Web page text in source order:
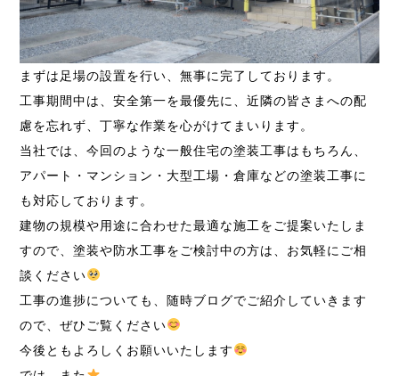
まずは足場の設置を行い、無事に完了しております。
工事期間中は、安全第一を最優先に、近隣の皆さまへの配
慮を忘れず、丁寧な作業を心がけてまいります。
当社では、今回のような一般住宅の塗装工事はもちろん、
アパート・マンション・大型工場・倉庫などの塗装工事に
も対応しております。
建物の規模や用途に合わせた最適な施工をご提案いたしま
すので、塗装や防水工事をご検討中の方は、お気軽にご相
談ください
工事の進捗についても、随時ブログでご紹介していきます
ので、ぜひご覧ください
今後ともよろしくお願いいたします